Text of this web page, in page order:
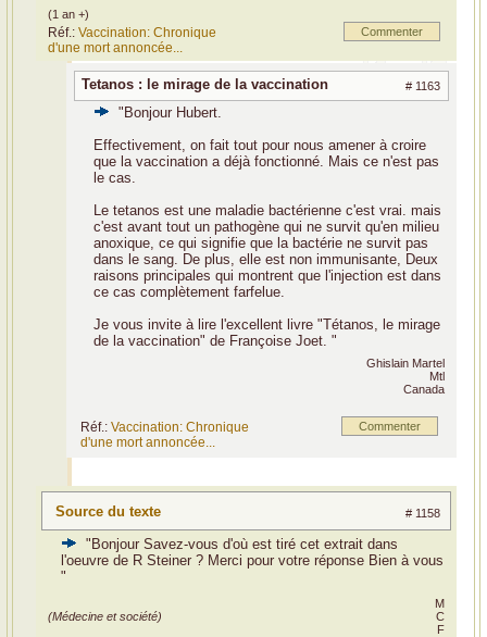
(1 an +)
Réf.: Vaccination: Chronique
d'une mort annoncée...
Commenter
Tetanos : le mirage de la vaccination # 1163
"Bonjour Hubert.
Effectivement, on fait tout pour nous amener à croire
que la vaccination a déjà fonctionné. Mais ce n'est pas
le cas.
Le tetanos est une maladie bactérienne c'est vrai. mais
c'est avant tout un pathogène qui ne survit qu'en milieu
anoxique, ce qui signifie que la bactérie ne survit pas
dans le sang. De plus, elle est non immunisante, Deux
raisons principales qui montrent que l'injection est dans
ce cas complètement farfelue.
Je vous invite à lire l'excellent livre "Tétanos, le mirage
de la vaccination" de Françoise Joet. "
Ghislain Martel
Mtl
Canada
Réf.:Vaccination: Chronique
d'une mort annoncée...
Commenter
Source du texte # 1158
"Bonjour Savez-vous d'où est tiré cet extrait dans
l'oeuvre de R Steiner ? Merci pour votre réponse Bien à vous
"
(Médecine et société)
M
C
F